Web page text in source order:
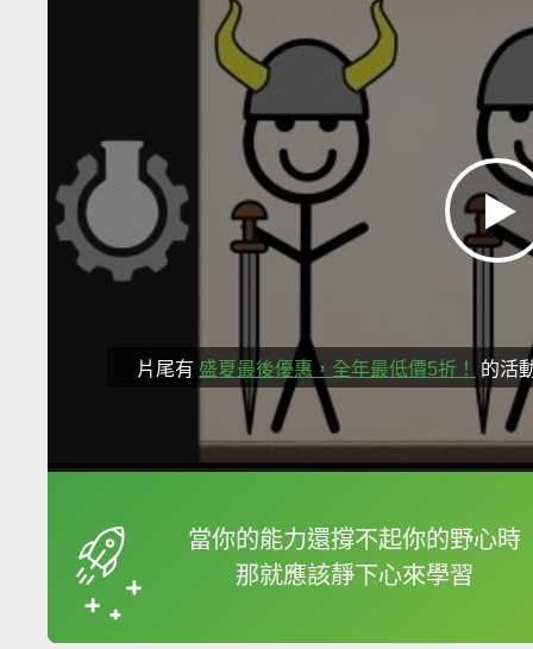
片尾有 盛夏最後優惠，全年最低價5折！ 的活
當你的能力還撐不起你的野心時
那就應該靜下心來學習
框選或點兩下字幕可